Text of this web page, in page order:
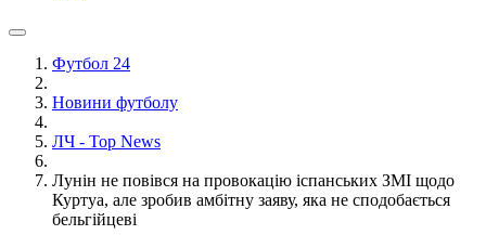
Футбол 24
Новини футболу
ЛЧ - Top News
Лунін не повівся на провокацію іспанських ЗМІ щодо
Куртуа, але зробив амбітну заяву, яка не сподобається
бельгійцеві